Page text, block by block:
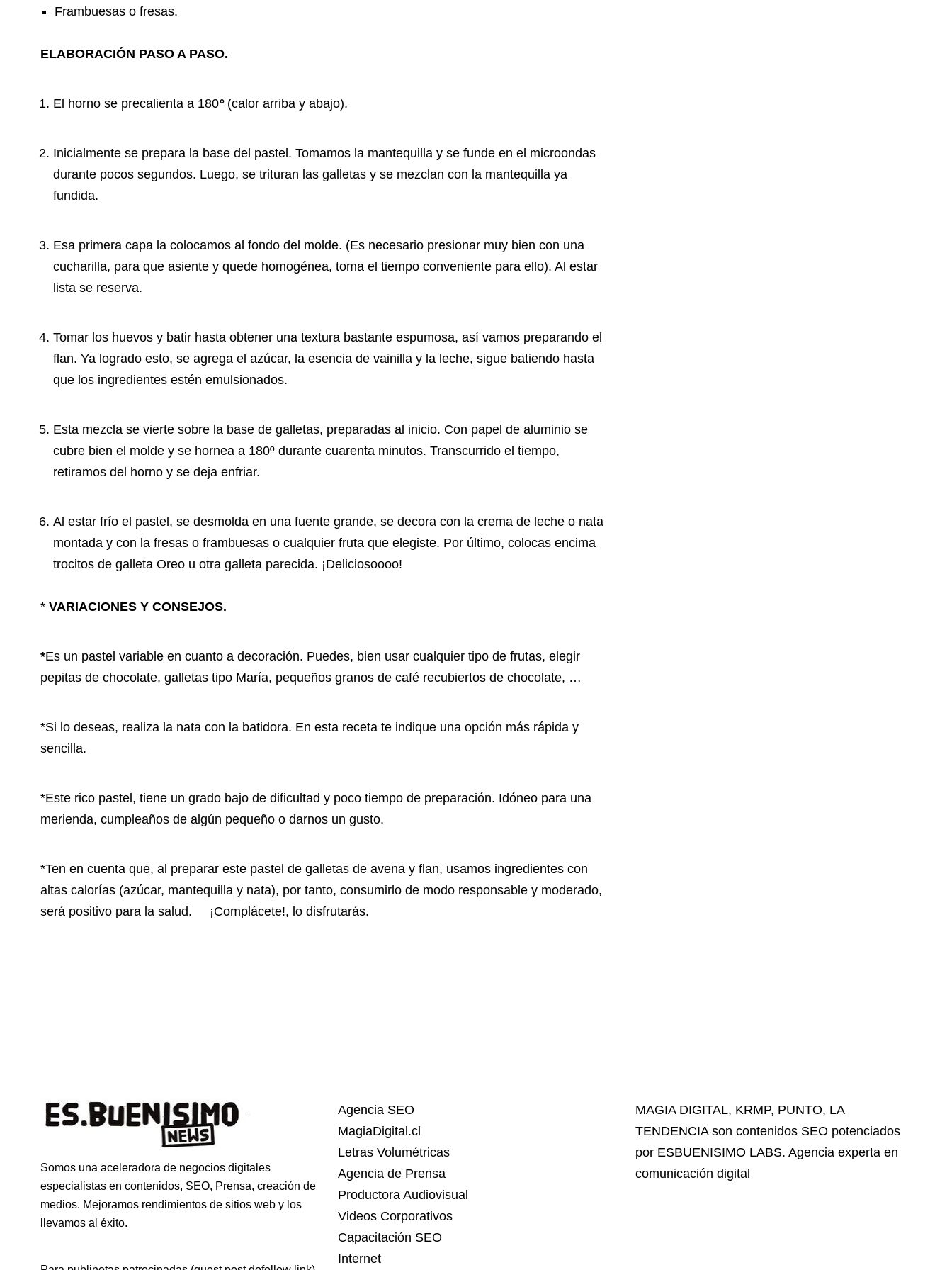
Frambuesas o fresas.
ELABORACIÓN PASO A PASO.
El horno se precalienta a 180°(calor arriba y abajo).
Inicialmente se prepara la base del pastel. Tomamos la mantequilla y se funde en el microondas
durante pocos segundos. Luego, se trituran las galletas y se mezclan con la mantequilla ya
fundida.
Esa primera capa la colocamos al fondo del molde. (Es necesario presionar muy bien con una
cucharilla, para que asiente y quede homogénea, toma el tiempo conveniente para ello). Al estar
lista se reserva.
Tomar los huevos y batir hasta obtener una textura bastante espumosa, así vamos preparando el
flan. Ya logrado esto, se agrega el azúcar, la esencia de vainilla y la leche, sigue batiendo hasta
que los ingredientes estén emulsionados.
Esta mezcla se vierte sobre la base de galletas, preparadas al inicio. Con papel de aluminio se
cubre bien el molde y se hornea a 180º durante cuarenta minutos. Transcurrido el tiempo,
retiramos del horno y se deja enfriar.
Al estar frío el pastel, se desmolda en una fuente grande, se decora con la crema de leche o nata
montada y con la fresas o frambuesas o cualquier fruta que elegiste. Por último, colocas encima
trocitos de galleta Oreo u otra galleta parecida. ¡Deliciosoooo!
* VARIACIONES Y CONSEJOS.
*Es un pastel variable en cuanto a decoración. Puedes, bien usar cualquier tipo de frutas, elegir
pepitas de chocolate, galletas tipo María, pequeños granos de café recubiertos de chocolate, …
*Si lo deseas, realiza la nata con la batidora. En esta receta te indique una opción más rápida y
sencilla.
*Este rico pastel, tiene un grado bajo de dificultad y poco tiempo de preparación. Idóneo para una
merienda, cumpleaños de algún pequeño o darnos un gusto.
*Ten en cuenta que, al preparar este pastel de galletas de avena y flan, usamos ingredientes con
altas calorías (azúcar, mantequilla y nata), por tanto, consumirlo de modo responsable y moderado,
será positivo para la salud. ¡Complácete!, lo disfrutarás.
Somos una aceleradora de negocios digitales
especialistas en contenidos, SEO, Prensa, creación de
medios. Mejoramos rendimientos de sitios web y los
llevamos al éxito.
Agencia SEO
MagiaDigital.cl
Letras Volumétricas
Agencia de Prensa
Productora Audiovisual
Videos Corporativos
Capacitación SEO
Internet
MAGIA DIGITAL, KRMP, PUNTO, LA
TENDENCIAson contenidos SEO potenciados
por ESBUENISIMO LABS. Agencia experta en
comunicación digital